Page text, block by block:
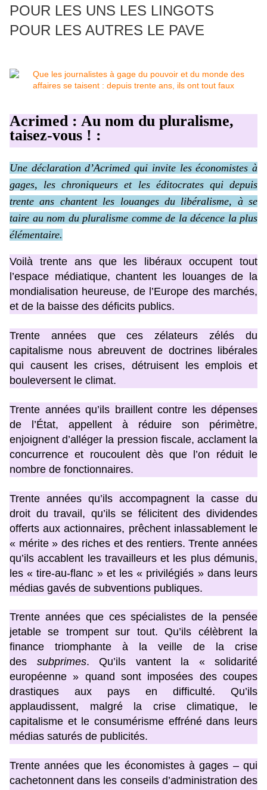
POUR LES UNS LES LINGOTS
POUR LES AUTRES LE PAVE
Acrimed : Au nom du pluralisme,
taisez-vous ! :
Une déclaration d’Acrimed qui invite les économistes à
gages, les chroniqueurs et les éditocrates qui depuis
trente ans chantent les louanges du libéralisme, à se
taire au nom du pluralisme comme de la décence la plus
élémentaire.
Voilà trente ans que les libéraux occupent tout
l’espace médiatique, chantent les louanges de la
mondialisation heureuse, de l’Europe des marchés,
et de la baisse des déficits publics.
Trente années que ces zélateurs zélés du
capitalisme nous abreuvent de doctrines libérales
qui causent les crises, détruisent les emplois et
bouleversent le climat.
Trente années qu’ils braillent contre les dépenses
de l’État, appellent à réduire son périmètre,
enjoignent d’alléger la pression fiscale, acclament la
concurrence et roucoulent dès que l’on réduit le
nombre de fonctionnaires.
Trente années qu’ils accompagnent la casse du
droit du travail, qu’ils se félicitent des dividendes
offerts aux actionnaires, prêchent inlassablement le
« mérite » des riches et des rentiers. Trente années
qu’ils accablent les travailleurs et les plus démunis,
les « tire-au-flanc » et les « privilégiés » dans leurs
médias gavés de subventions publiques.
Trente années que ces spécialistes de la pensée
jetable se trompent sur tout. Qu’ils célèbrent la
finance triomphante à la veille de la crise
des subprimes. Qu’ils vantent la « solidarité
européenne » quand sont imposées des coupes
drastiques aux pays en difficulté. Qu’ils
applaudissent, malgré la crise climatique, le
capitalisme et le consumérisme effréné dans leurs
médias saturés de publicités.
Trente années que les économistes à gages – qui
cachetonnent dans les conseils d’administration des